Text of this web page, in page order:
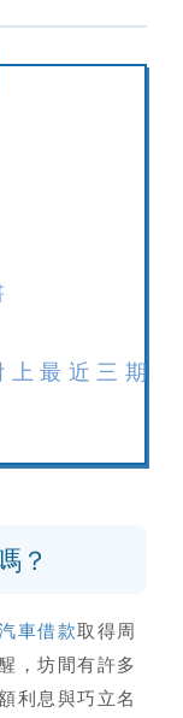
最近三期
？
車借款取得周
，坊間有許多
利息與巧立名